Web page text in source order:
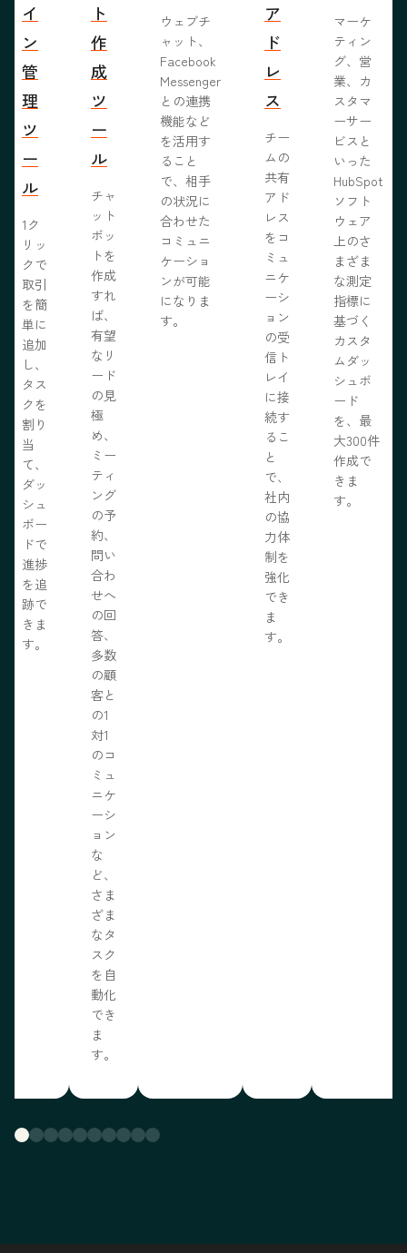
イ
ン
管
理
ツ
ー
ル
1ク
リッ
クで
取引
を簡
単に
追加
し、
タス
クを
割り
当
て、
ダッ
シュ
ボー
ドで
進捗
を追
跡で
きま
す。
ト
作
成
ツ
ー
ル
チャ
ット
ボッ
トを
作成
すれ
ば、
有望
なリ
ード
の見
極
め、
ミー
ティ
ング
の予
約、
問い
合わ
せへ
の回
答、
多数
の顧
客と
の1
対1
のコ
ミュ
ニケ
ーシ
ョン
な
ど、
さま
ざま
なタ
スク
を自
動化
でき
ま
す。
ウェブチ
ャット、
Facebook
Messenger
との連携
機能など
を活用す
ること
で、相手
の状況に
合わせた
コミュニ
ケーショ
ンが可能
になりま
す。
ア
ド
レ
ス
チー
ムの
共有
アド
レス
をコ
ミュ
ニケ
ーシ
ョン
の受
信ト
レイ
に接
続す
るこ
と
で、
社内
の協
力体
制を
強化
でき
ま
す。
マーケ
ティン
グ、営
業、カ
スタマ
ーサー
ビスと
いった
HubSpot
ソフト
ウェア
上のさ
まざま
な測定
指標に
基づく
カスタ
ムダッ
シュボ
ード
を、最
大300件
作成で
きま
す。